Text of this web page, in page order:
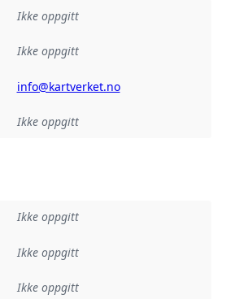
Ikke oppgitt
Ikke oppgitt
info@kartverket.no
Ikke oppgitt
Ikke oppgitt
:
Ikke oppgitt
Ikke oppgitt